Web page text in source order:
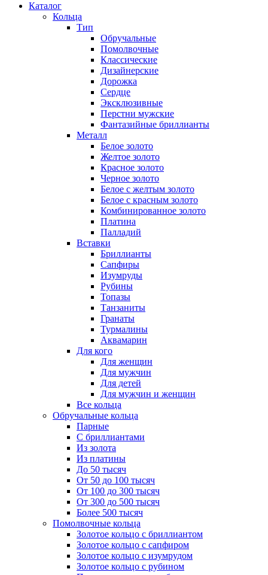
Каталог
Кольца
Тип
Обручальные
Помолвочные
Классические
Дизайнерские
Дорожка
Сердце
Эксклюзивные
Перстни мужские
Фантазийные бриллианты
Металл
Белое золото
Желтое золото
Красное золото
Черное золото
Белое с желтым золото
Белое с красным золото
Комбинированное золото
Платина
Палладий
Вставки
Бриллианты
Сапфиры
Изумруды
Рубины
Топазы
Танзаниты
Гранаты
Турмалины
Аквамарин
Для кого
Для женщин
Для мужчин
Для детей
Для мужчин и женщин
Все кольца
Обручальные кольца
Парные
С бриллиантами
Из золота
Из платины
До 50 тысяч
От 50 до 100 тысяч
От 100 до 300 тысяч
От 300 до 500 тысяч
Более 500 тысяч
Помолвочные кольца
Золотое кольцо с бриллиантом
Золотое кольцо с сапфиром
Золотое кольцо с изумрудом
Золотое кольцо с рубином